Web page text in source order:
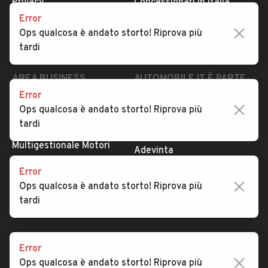
Privacy
Impostazioni Privacy
Security
Concessionari in Italia
Valutazione auto
AREA BUSINESS
Registrazione
concessionario
Multigestionale Motori
AUTOMOBILE.IT È PARTE
subito.it
Adevinta
SEGUICI
Copyright © 2023 Marktplaats B.V. Tutti i diritti riservati.
Marktplaats B.V. - P.IVA 803.603.307.B.01
Error
Ops qualcosa è andato storto! Riprova più
tardi
Error
Ops qualcosa è andato storto! Riprova più
tardi
Error
Ops qualcosa è andato storto! Riprova più
tardi
Error
Ops qualcosa è andato storto! Riprova più